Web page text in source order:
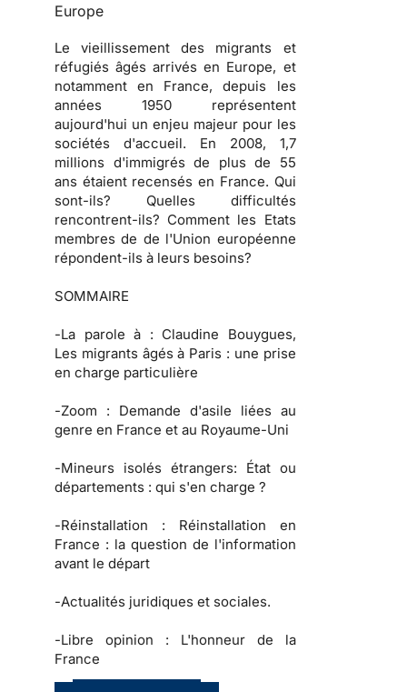
Europe
Le vieillissement des migrants et
réfugiés âgés arrivés en Europe, et
notamment en France, depuis les
années 1950 représentent
aujourd'hui un enjeu majeur pour les
sociétés d'accueil. En 2008, 1,7
millions d'immigrés de plus de 55
ans étaient recensés en France. Qui
sont-ils? Quelles difficultés
rencontrent-ils? Comment les Etats
membres de de l'Union européenne
répondent-ils à leurs besoins?
SOMMAIRE
-La parole à : Claudine Bouygues,
Les migrants âgés à Paris : une prise
en charge particulière
-Zoom : Demande d'asile liées au
genre en France et au Royaume-Uni
-Mineurs isolés étrangers: État ou
départements : qui s'en charge ?
-Réinstallation : Réinstallation en
France : la question de l'information
avant le départ
-Actualités juridiques et sociales.
-Libre opinion : L'honneur de la
France